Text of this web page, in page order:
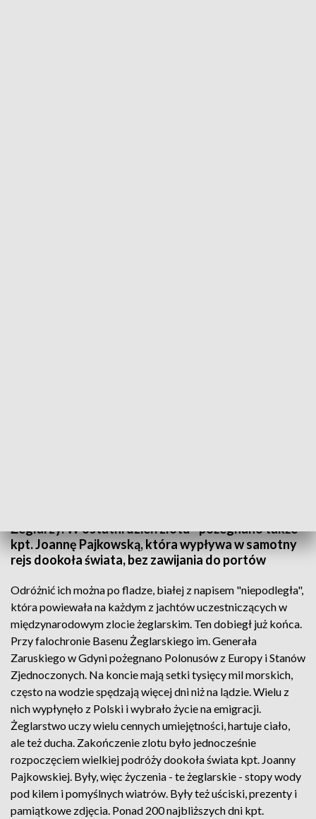
Żeglarzy. W ostatni dzień zlotu - pożegnano także
kpt. Joannę Pajkowską, która wypływa w samotny
rejs dookoła świata, bez zawijania do portów
Odróżnić ich można po fladze, białej z napisem "niepodległa",
która powiewała na każdym z jachtów uczestniczących w
międzynarodowym zlocie żeglarskim. Ten dobiegł już końca.
Przy falochronie Basenu Żeglarskiego im. Generała
Zaruskiego w Gdyni pożegnano Polonusów z Europy i Stanów
Zjednoczonych. Na koncie mają setki tysięcy mil morskich,
często na wodzie spędzają więcej dni niż na lądzie. Wielu z
nich wypłynęło z Polski i wybrało życie na emigracji.
Żeglarstwo uczy wielu cennych umiejętności, hartuje ciało,
ale też ducha. Zakończenie zlotu było jednocześnie
rozpoczęciem wielkiej podróży dookoła świata kpt. Joanny
Pajkowskiej. Były, więc życzenia - te żeglarskie - stopy wody
pod kilem i pomyślnych wiatrów. Były też uściski, prezenty i
pamiątkowe zdjęcia. Ponad 200 najbliższych dni kpt.